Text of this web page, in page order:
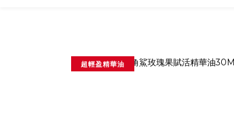
超輕盈精華油